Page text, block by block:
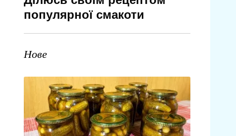
популярної смакоти
Нове